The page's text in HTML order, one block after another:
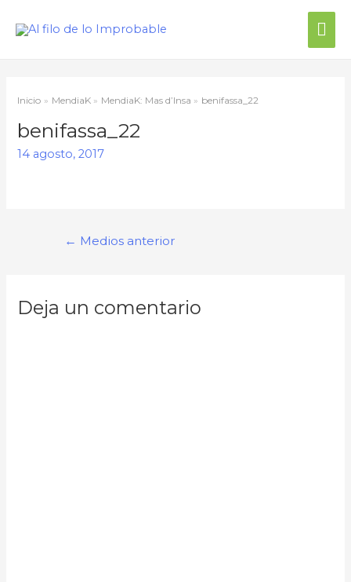
Inicio MendiaK MendiaK: Mas d’Insa benifassa_22
benifassa_22
14 agosto, 2017
Navegación
← Medios anterior
Deja un comentario